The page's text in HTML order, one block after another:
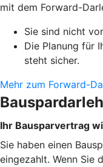
mit dem Forward-
Sie sind nicht
Die Planung für
steht sicher.
Mehr zum Forward-
Ihr Bausparvertrag
Sie haben einen
eingezahlt. Wenn Sie